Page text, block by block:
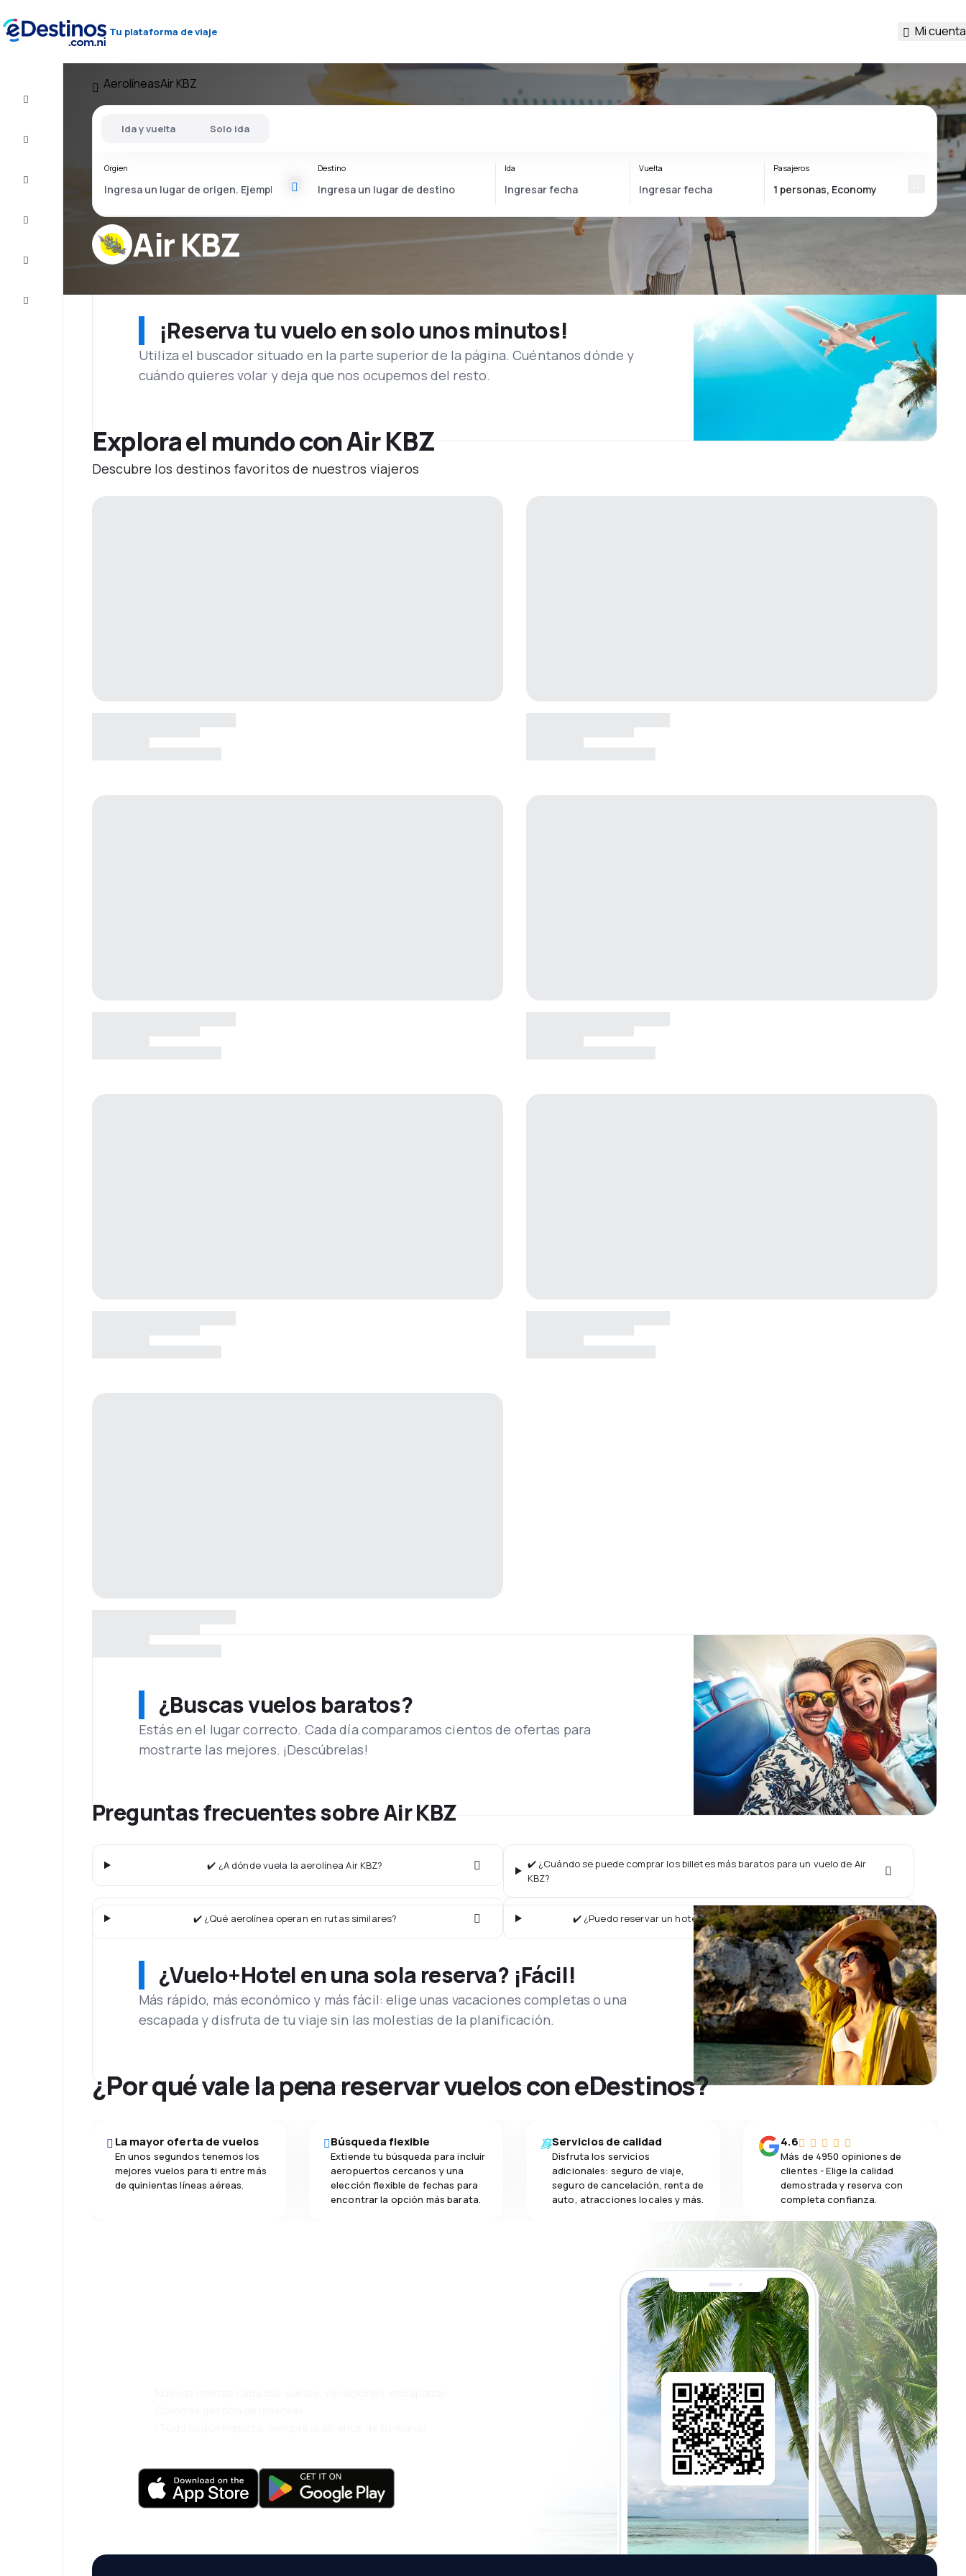
Tu plataforma de viaje Mi cuenta
Atención
AerolíneasAir KBZ
Air KBZ
Ida y vuelta Solo ida
Orgien Destino Ida Vuelta Pasajeros
¡Reserva tu vuelo en solo unos minutos!
Utiliza el buscador situado en la parte superior de la página. Cuéntanos dónde y
cuándo quieres volar y deja que nos ocupemos del resto.
Explora el mundo con Air KBZ
Descubre los destinos favoritos de nuestros viajeros
¿Buscas vuelos baratos?
Estás en el lugar correcto. Cada día comparamos cientos de ofertas para
mostrarte las mejores. ¡Descúbrelas!
Preguntas frecuentes sobre Air KBZ
✔️ ¿A dónde vuela la aerolínea Air KBZ?
✔️ ¿Cuándo se puede comprar los billetes más baratos para un vuelo de Air
KBZ?
✔️ ¿Qué aerolínea operan en rutas similares? ✔️ ¿Puedo reservar un hotel junto con un vuelo de Air KBZ?
¿Vuelo+Hotel en una sola reserva? ¡Fácil!
Más rápido, más económico y más fácil: elige unas vacaciones completas o una
escapada y disfruta de tu viaje sin las molestias de la planificación.
¿Por qué vale la pena reservar vuelos con eDestinos?
La mayor oferta de vuelos
En unos segundos tenemos los
mejores vuelos para ti entre más
de quinientas líneas aéreas.
Búsqueda flexible
Extiende tu búsqueda para incluir
aeropuertos cercanos y una
elección flexible de fechas para
encontrar la opción más barata.
Servicios de calidad
Disfruta los servicios
adicionales: seguro de viaje,
seguro de cancelación, renta de
auto, atracciones locales y más.
4.6
Más de 4950 opiniones de
clientes - Elige la calidad
demostrada y reserva con
completa confianza.